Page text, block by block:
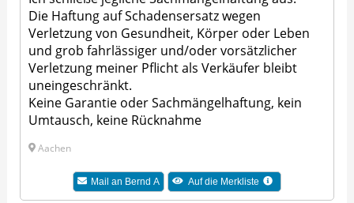
Die Haftung auf Schadensersatz wegen
Verletzung von Gesundheit, Körper oder Leben
und grob fahrlässiger und/oder vorsätzlicher
Verletzung meiner Pflicht als Verkäufer bleibt
uneingeschränkt.
Keine Garantie oder Sachmängelhaftung, kein
Umtausch, keine Rücknahme
Aachen
Mail an Bernd A Auf die Merkliste